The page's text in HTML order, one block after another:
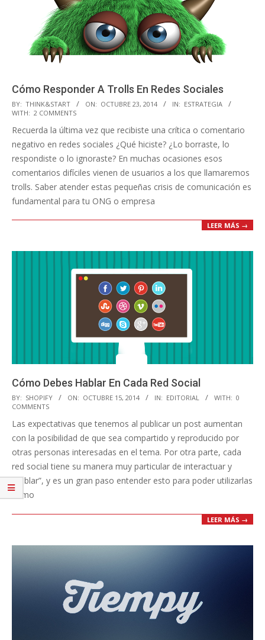
Cómo Responder A Trolls En Redes Sociales
2014-
10-
23
BY: THINK&START ON: OCTUBRE 23, 2014 IN: ESTRATEGIA
WITH: 2 COMMENTS
Recuerda la última vez que recibiste una crítica o comentario
negativo en redes sociales ¿Qué hiciste? ¿Lo borraste, lo
respondiste o lo ignoraste? En muchas ocasiones esos
comentarios difíciles vienen de usuarios a los que llamaremos
trolls. Saber atender estas pequeñas crisis de comunicación es
fundamental para tu ONG o empresa
LEER MÁS →
Cómo Debes Hablar En Cada Red Social
2014-
10-
15
BY: SHOPIFY ON: OCTUBRE 15, 2014 IN: EDITORIAL WITH: 0
COMMENTS
Las expectativas que tenemos al publicar un post aumentan
con la posibilidad de que sea compartido y reproducido por
otras personas interesadas en el tema. Por otra parte, cada
red social tiene su manera muy particular de interactuar y
“hablar”, y es un gran paso entender esto para poder utilizarlas
como
LEER MÁS →